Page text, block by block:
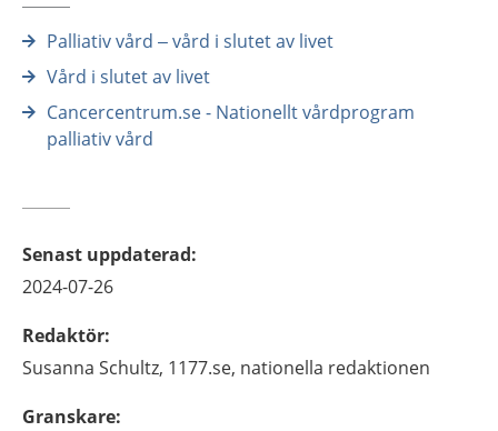
Palliativ vård – vård i slutet av livet
Vård i slutet av livet
Cancercentrum.se - Nationellt vårdprogram
palliativ vård
Senast uppdaterad:
2024-07-26
Redaktör:
Susanna Schultz, 1177.se, nationella redaktionen
Granskare: